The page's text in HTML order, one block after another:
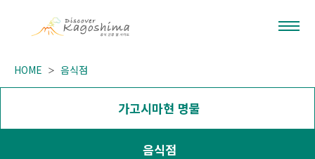
HOME 음식점
가고시마현 명물
음식점